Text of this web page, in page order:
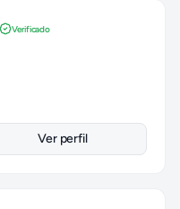
Verificado
Ver perfil